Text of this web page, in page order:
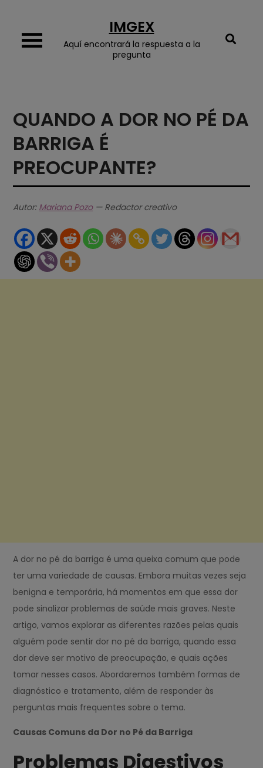
content
IMGEX
Aquí encontrará la respuesta a la
pregunta
QUANDO A DOR NO PÉ DA
BARRIGA É
PREOCUPANTE?
Autor: Mariana Pozo— Redactor creativo
A dor no pé da barriga é uma queixa comum que pode
ter uma variedade de causas. Embora muitas vezes seja
benigna e temporária, há momentos em que essa dor
pode sinalizar problemas de saúde mais graves. Neste
artigo, vamos explorar as diferentes razões pelas quais
alguém pode sentir dor no pé da barriga, quando essa
dor deve ser motivo de preocupação, e quais ações
tomar nesses casos. Abordaremos também formas de
diagnóstico e tratamento, além de responder às
perguntas mais frequentes sobre o tema.
Causas Comuns da Dor no Pé da Barriga
Problemas Digestivos